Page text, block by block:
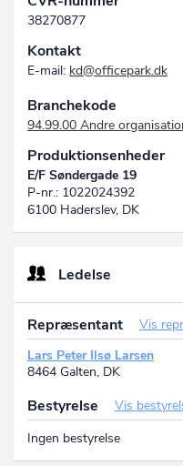
38270877
Kontakt
E-mail: kd@officepark.dk
Branchekode
94.99.00 Andre
Produktionsenheder
E/F Søndergade 19
P-nr.: 1022024392
6100 Haderslev, DK
Ledelse
Repræsentant
Vis
Lars Peter Ilsø Larsen
8464 Galten, DK
Bestyrelse
Vis
Ingen bestyrelse